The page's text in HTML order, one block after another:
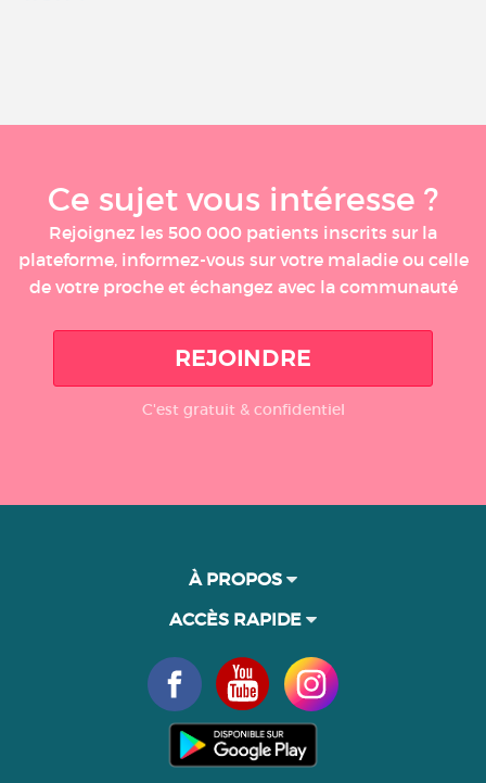
Ce sujet vous intéresse ?
Rejoignez les 500 000 patients inscrits sur la
plateforme, informez-vous sur votre maladie ou celle
de votre proche et échangez avec la communauté
REJOINDRE
C'est gratuit & confidentiel
À PROPOS
ACCÈS RAPIDE